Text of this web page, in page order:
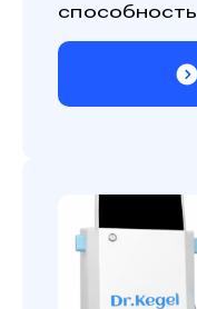
способность